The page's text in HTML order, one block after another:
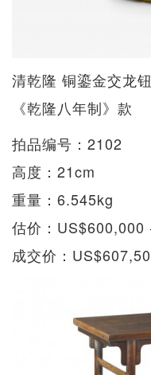
清乾隆 铜鎏金交龙
《乾隆八年制》款
拍品编号：2102
高度：21cm
重量：6.545kg
估价：US$600,000
成交价：